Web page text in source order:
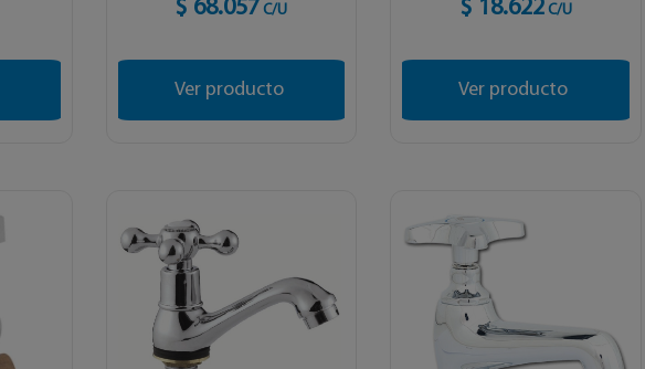
$ 68.057 C/U
Ver producto
$ 18.622 C/U
Ver producto